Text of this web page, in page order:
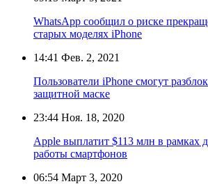
WhatsApp сообщил о риске
старых моделях iPhone
14:41 Фев. 2, 2021
Пользователи iPhone смогут
защитной маске
23:44 Ноя. 18, 2020
Apple выплатит $113 млн в рамках
работы смартфонов
06:54 Март 3, 2020